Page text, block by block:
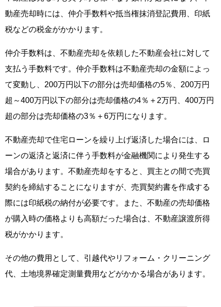
動産売却時には、仲介手数料や抵当権抹消登記費用、印紙
税などの税金がかかります。
仲介手数料は、不動産売却を依頼した不動産会社に対して
支払う手数料です。仲介手数料は不動産売却の金額によっ
て変動し、200万円以下の部分は売却価格の5％、200万円
超～400万円以下の部分は売却価格の4％＋2万円、400万円
超の部分は売却価格の3％＋6万円になります。
不動産売却で住宅ローンを繰り上げ返済した場合には、ロ
ーンの返済と返済に伴う手数料が金融機関により発生する
場合があります。不動産売却をすると、買主との間で売買
契約を締結することになりますが、売買契約書を作成する
際には印紙税の納付が必要です。また、不動産の売却価格
が購入時の価格よりも高額だった場合は、不動産譲渡所得
税がかかります。
その他の費用として、引越代やリフォーム・クリーニング
代、土地境界確定測量費用などがかかる場合があります。